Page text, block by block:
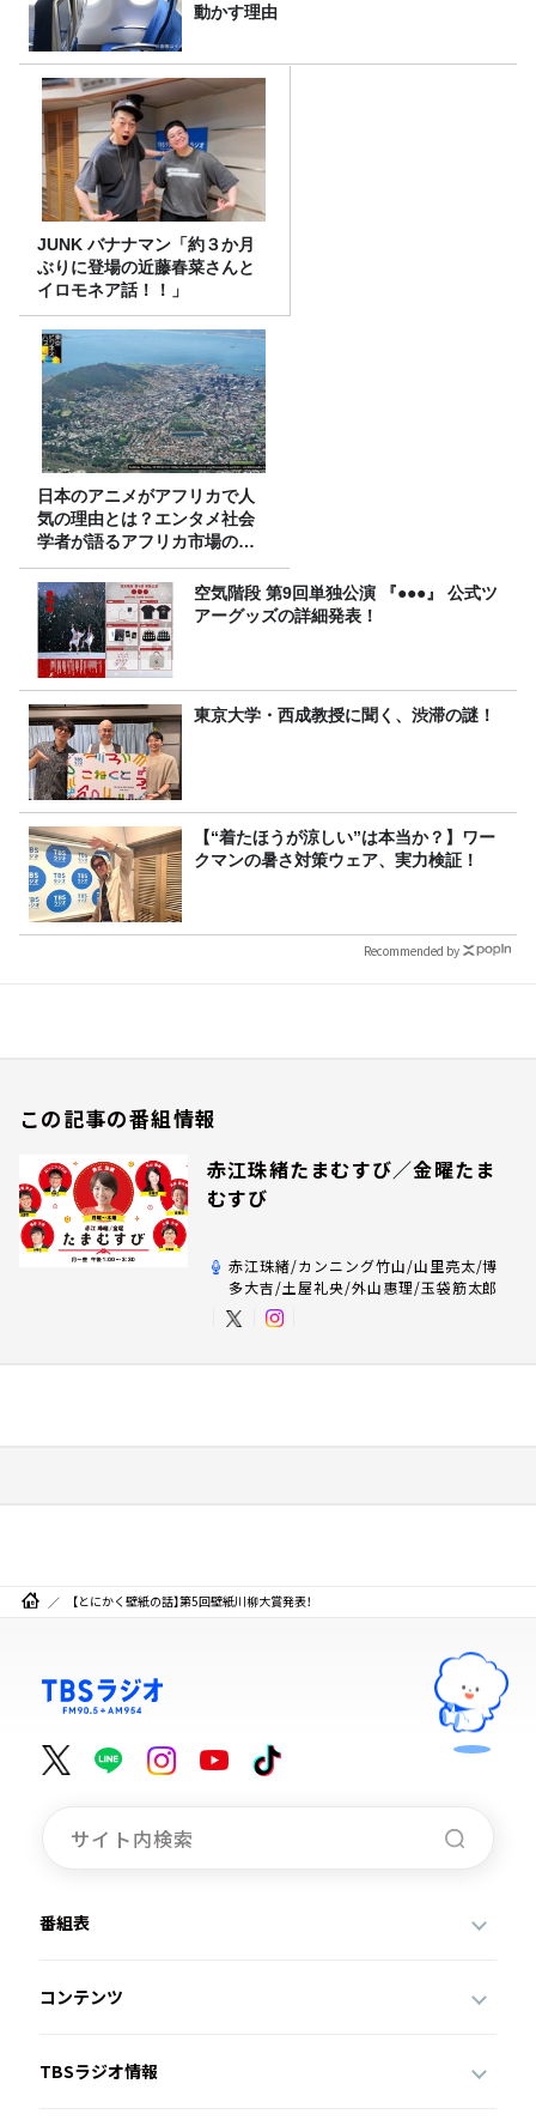
動かす理由
JUNK バナナマン「約３か月
ぶりに登場の近藤春菜さんと
イロモネア話！！」
日本のアニメがアフリカで人
気の理由とは？エンタメ社会
学者が語るアフリカ市場のリ
アル
空気階段 第9回単独公演 『●●●』 公式ツ
アーグッズの詳細発表！
東京大学・西成教授に聞く、渋滞の謎！
【“着たほうが涼しい”は本当か？】ワー
クマンの暑さ対策ウェア、実力検証！
Recommended by
この記事の番組情報
赤江珠緒たまむすび／金曜たま
むすび
赤江珠緒/カンニング竹山/山里亮太/博
多大吉/土屋礼央/外山惠理/玉袋筋太郎
【とにかく壁紙の話】第5回壁紙川柳大賞発表！
番組表
コンテンツ
TBSラジオ情報